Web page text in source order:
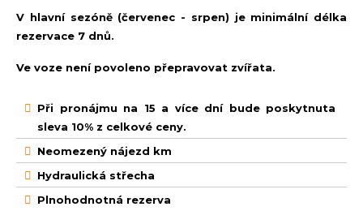
V hlavní sezóně (červenec - srpen) je minimální délka
rezervace 7 dnů.
Ve voze není povoleno přepravovat zvířata.
Při pronájmu na 15 a více dní bude poskytnuta
sleva 10% z celkové ceny.
Neomezený nájezd km
Hydraulická střecha
Plnohodnotná rezerva